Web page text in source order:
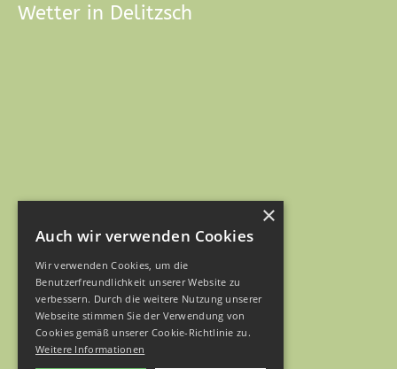
Wetter in Delitzsch
×
Auch wir verwenden Cookies
Wir verwenden Cookies, um die
Benutzerfreundlichkeit unserer Website zu
verbessern. Durch die weitere Nutzung unserer
Webseite stimmen Sie der Verwendung von
Cookies gemäß unserer Cookie-Richtlinie zu.
Weitere Informationen